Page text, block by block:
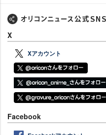
X
Xアカウント
Facebook